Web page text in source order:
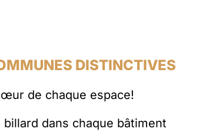
DISTINCTIVES
de chaque espace!
billard dans chaque bâtiment